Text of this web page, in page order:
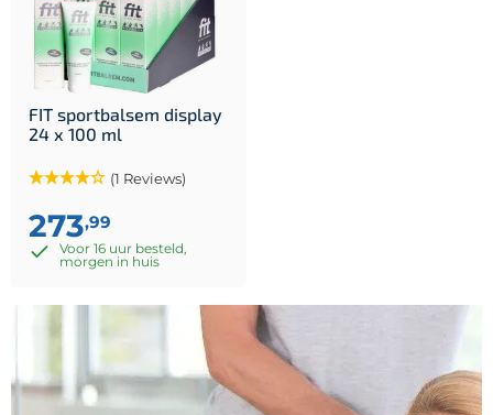
FIT sportbalsem display
24 x 100 ml
(1 Reviews)
273,99
Voor 16 uur besteld,
morgen in huis